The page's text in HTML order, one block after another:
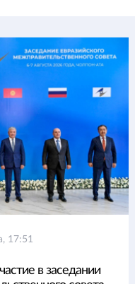
17:51
в заседании